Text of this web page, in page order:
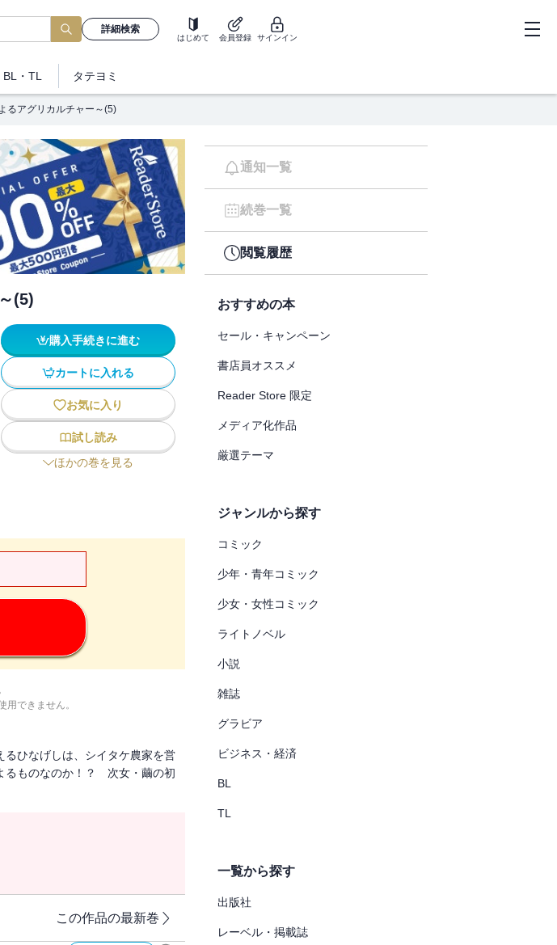
詳細検索
はじめて 会員登録 サインイン
BL・TL タテヨミ
るアグリカルチャー～(5)
(5)
購入手続きに進む
カートに入れる
お気に入り
試し読み
ほかの巻を見る
できません。
るひなげしは、シイタケ農家を営
るものなのか！？ 次女・繭の初
この作品の最新巻
通知一覧
続巻一覧
閲覧履歴
おすすめの本
セール・キャンペーン
書店員オススメ
Reader Store 限定
メディア化作品
厳選テーマ
ジャンルから探す
コミック
少年・青年コミック
少女・女性コミック
ライトノベル
小説
雑誌
グラビア
ビジネス・経済
BL
TL
一覧から探す
出版社
レーベル・掲載誌